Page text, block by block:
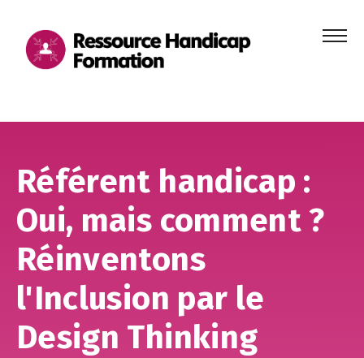
Menu
Référent handicap :
Oui, mais comment ?
Réinventons
l'Inclusion par le
Design Thinking